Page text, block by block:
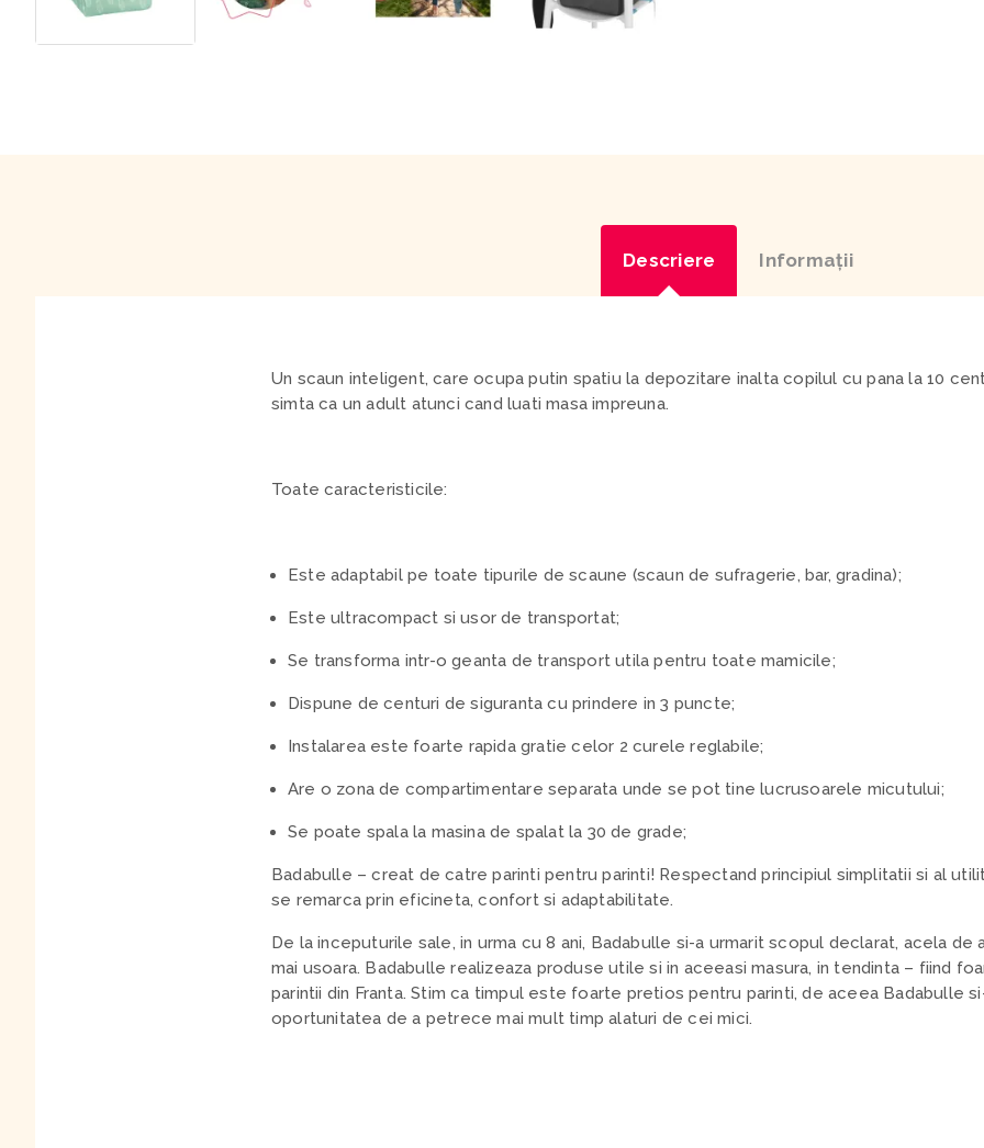
Descriere Informaţii
Un scaun inteligent, care ocupa putin spatiu la depozitare inalta copilul cu pana la 10
simta ca un adult atunci cand luati masa impreuna.
Toate caracteristicile:
Este adaptabil pe toate tipurile de scaune (scaun de sufragerie, bar, gradina);
Este ultracompact si usor de transportat;
Se transforma intr-o geanta de transport utila pentru toate mamicile;
Dispune de centuri de siguranta cu prindere in 3 puncte;
Instalarea este foarte rapida gratie celor 2 curele reglabile;
Are o zona de compartimentare separata unde se pot tine lucrusoarele micutului;
Se poate spala la masina de spalat la 30 de grade;
Badabulle – creat de catre parinti pentru parinti! Respectand principiul simplitatii si al
se remarca prin eficineta, confort si adaptabilitate.
De la inceputurile sale, in urma cu 8 ani, Badabulle si-a urmarit scopul declarat, acela de
mai usoara. Badabulle realizeaza produse utile si in aceeasi masura, in tendinta – fiind
parintii din Franta. Stim ca timpul este foarte pretios pentru parinti, de aceea Badabulle
oportunitatea de a petrece mai mult timp alaturi de cei mici.